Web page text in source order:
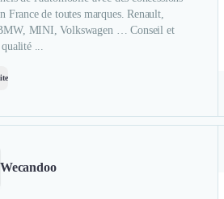
France de toutes marques. Renault,
MINI, Volkswagen … Conseil et
...
Wecandoo